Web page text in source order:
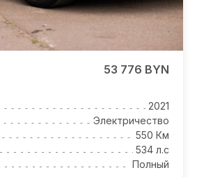
53 776 BYN
2021
Электричество
550 Км
534 л.с
Полный